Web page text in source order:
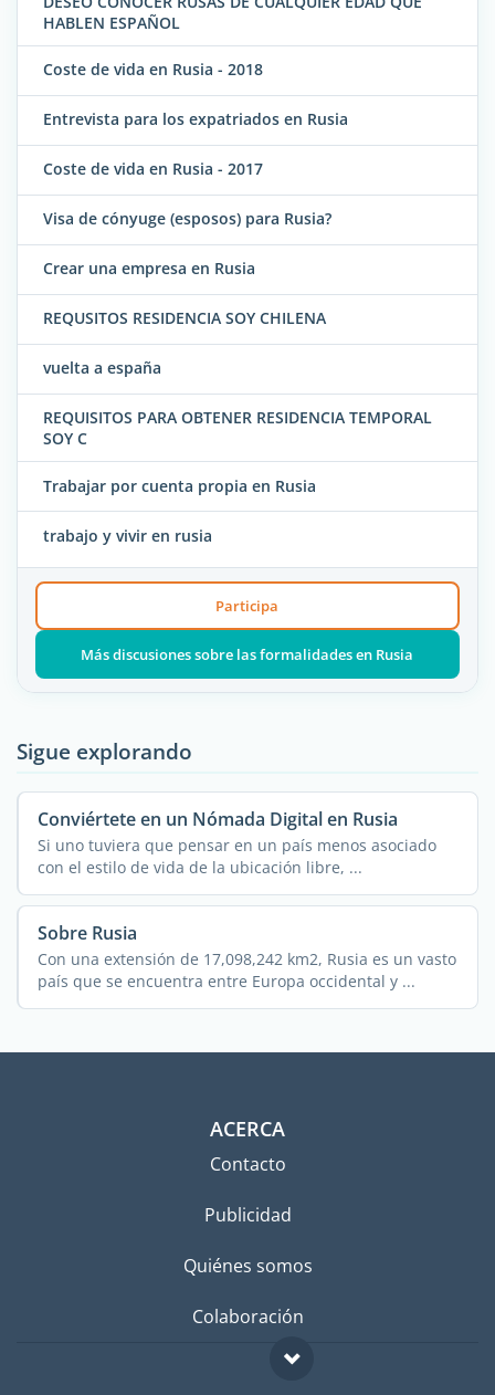
HABLEN ESPAÑOL
Coste de vida en Rusia - 2018
Entrevista para los expatriados en Rusia
Coste de vida en Rusia - 2017
Visa de cónyuge (esposos) para Rusia?
Crear una empresa en Rusia
REQUSITOS RESIDENCIA SOY CHILENA
vuelta a españa
REQUISITOS PARA OBTENER RESIDENCIA TEMPORAL
SOY C
Trabajar por cuenta propia en Rusia
trabajo y vivir en rusia
Participa
Más discusiones sobre las formalidades en Rusia
Sigue explorando
Conviértete en un Nómada Digital en Rusia
Si uno tuviera que pensar en un país menos asociado
con el estilo de vida de la ubicación libre, ...
Sobre Rusia
Con una extensión de 17,098,242 km2, Rusia es un vasto
país que se encuentra entre Europa occidental y ...
ACERCA
Contacto
Publicidad
Quiénes somos
Colaboración